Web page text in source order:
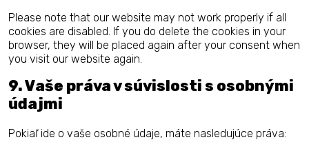
Please note that our website may not work properly if all
cookies are disabled. If you do delete the cookies in your
browser, they will be placed again after your consent when
you visit our website again.
9. Vaše práva v súvislosti s osobnými
údajmi
Pokiaľ ide o vaše osobné údaje, máte nasledujúce práva: